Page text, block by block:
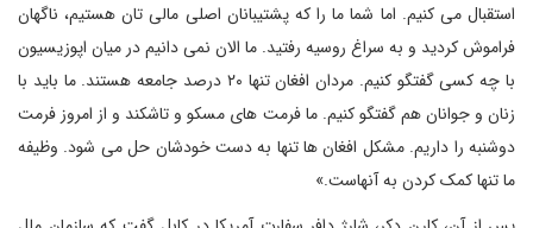
استقبال می کنیم. اما شما ما را که پشتیبانان اصلی مالی تان هستیم، ناگهان
فراموش کردید و به سراغ روسیه رفتید. ما الان نمی دانیم در میان اپوزیسیون
با چه کسی گفتگو کنیم. مردان افغان تنها ۲۰ درصد جامعه هستند. ما باید با
زنان و جوانان هم گفتگو کنیم. ما فرمت های مسکو و تاشکند و از امروز فرمت
دوشنبه را داریم. مشکل افغان ها تنها به دست خودشان حل می شود. وظیفه
ما تنها کمک کردن به آنهاست.»